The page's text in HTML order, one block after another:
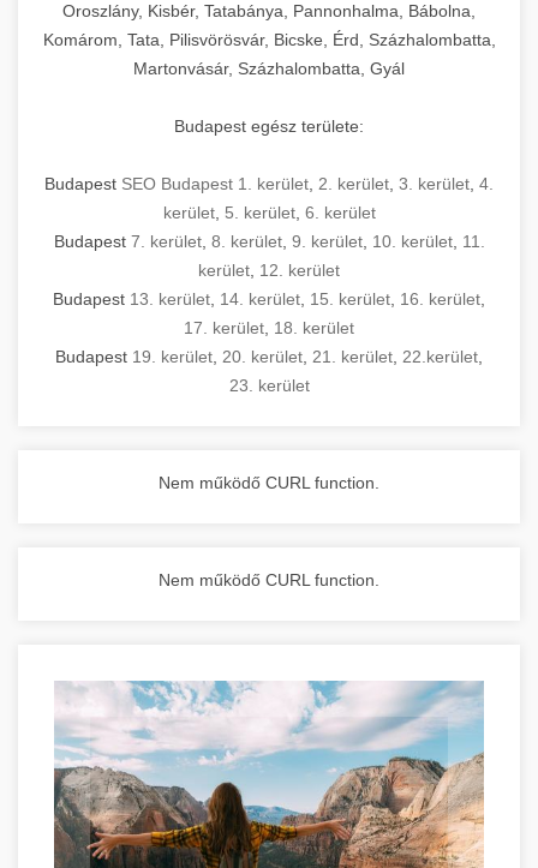
Oroszlány, Kisbér, Tatabánya, Pannonhalma, Bábolna,
Komárom, Tata, Pilisvörösvár, Bicske, Érd, Százhalombatta,
Martonvásár, Százhalombatta, Gyál
Budapest egész területe:
Budapest SEO Budapest 1. kerület 2. kerület 3. kerület 4.
kerület, 5. kerület, 6. kerület
Budapest 7. kerület, 8. kerület, 9. kerület, 10. kerület, 11.
kerület 12. kerület
Budapest 13. kerület 14. kerület 15. kerület 16. kerület
17. kerület 18. kerület
Budapest 19. kerület 20. kerület 21. kerület 22.kerület
23. kerület
Nem működő CURL function.
Nem működő CURL function.